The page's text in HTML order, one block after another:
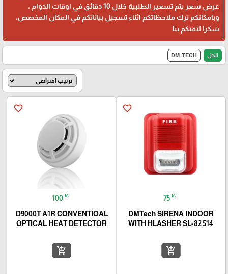
عرض سعر يتم تسعير الطلبية خلال 10 دقائق في اوقات الدوام ،
وبامكانكم ترك ملاحظاتكم اثناء تسجيل بياناتكم في المكان المخصص،
شكرا لثقتكم بنا
الكل DM-TECH
favorite_border
75 ₪
DMTech SIRENA INDOOR
WITH HLASHER SL-82 514
add_shopping_cart
favorite_border
100 ₪
D9000T A1R CONVENTIOAL
OPTICAL HEAT DETECTOR
add_shopping_cart